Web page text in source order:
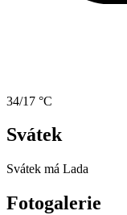
34/17 °C
Svátek
Svátek má Lada
Fotogalerie